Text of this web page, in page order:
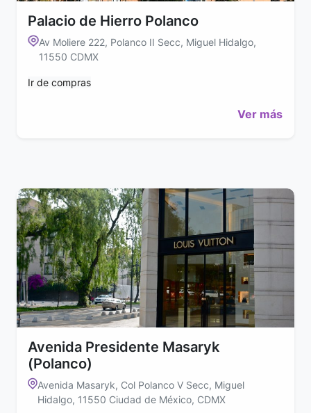
Palacio de Hierro Polanco
Av Moliere 222, Polanco II Secc, Miguel Hidalgo,
11550 CDMX
Ir de compras
Ver más
Avenida Presidente Masaryk
(Polanco)
Avenida Masaryk, Col Polanco V Secc, Miguel
Hidalgo, 11550 Ciudad de México, CDMX